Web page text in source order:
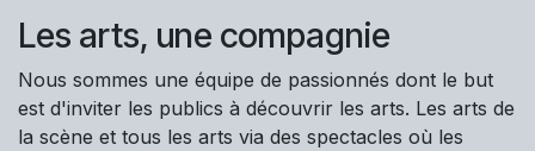
Les arts, une compagnie
Nous sommes une équipe de passionnés dont le but
est d'inviter les publics à découvrir les arts. Les arts de
la scène et tous les arts via des spectacles où les